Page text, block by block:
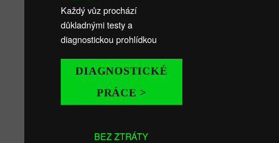
Každý vůz prochází
důkladnými testy a
diagnostickou prohlídkou
DIAGNOSTICKÉ
PRÁCE >
BEZ ZTRÁTY